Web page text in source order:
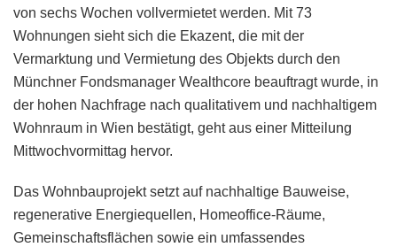
von sechs Wochen vollvermietet werden. Mit 73
Wohnungen sieht sich die Ekazent, die mit der
Vermarktung und Vermietung des Objekts durch den
Münchner Fondsmanager Wealthcore beauftragt wurde, in
der hohen Nachfrage nach qualitativem und nachhaltigem
Wohnraum in Wien bestätigt, geht aus einer Mitteilung
Mittwochvormittag hervor.
Das Wohnbauprojekt setzt auf nachhaltige Bauweise,
regenerative Energiequellen, Homeoffice-Räume,
Gemeinschaftsflächen sowie ein umfassendes